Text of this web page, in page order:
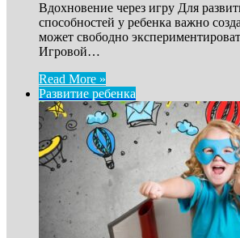
Вдохновение через игру Для
способностей у ребенка важно
может свободно
Игровой…
Read More »
Развитие ребенка